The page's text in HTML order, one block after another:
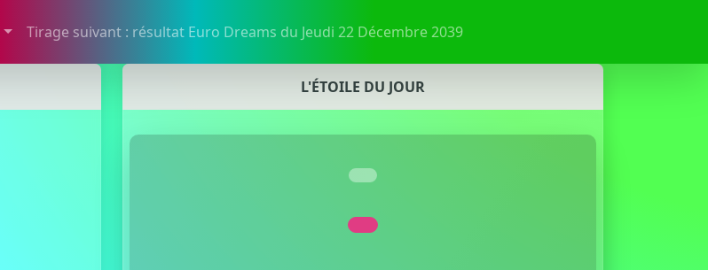
Tirage suivant : résultat Euro Dreams du Jeudi 22 Décembre 2039
L'ÉTOILE DU JOUR